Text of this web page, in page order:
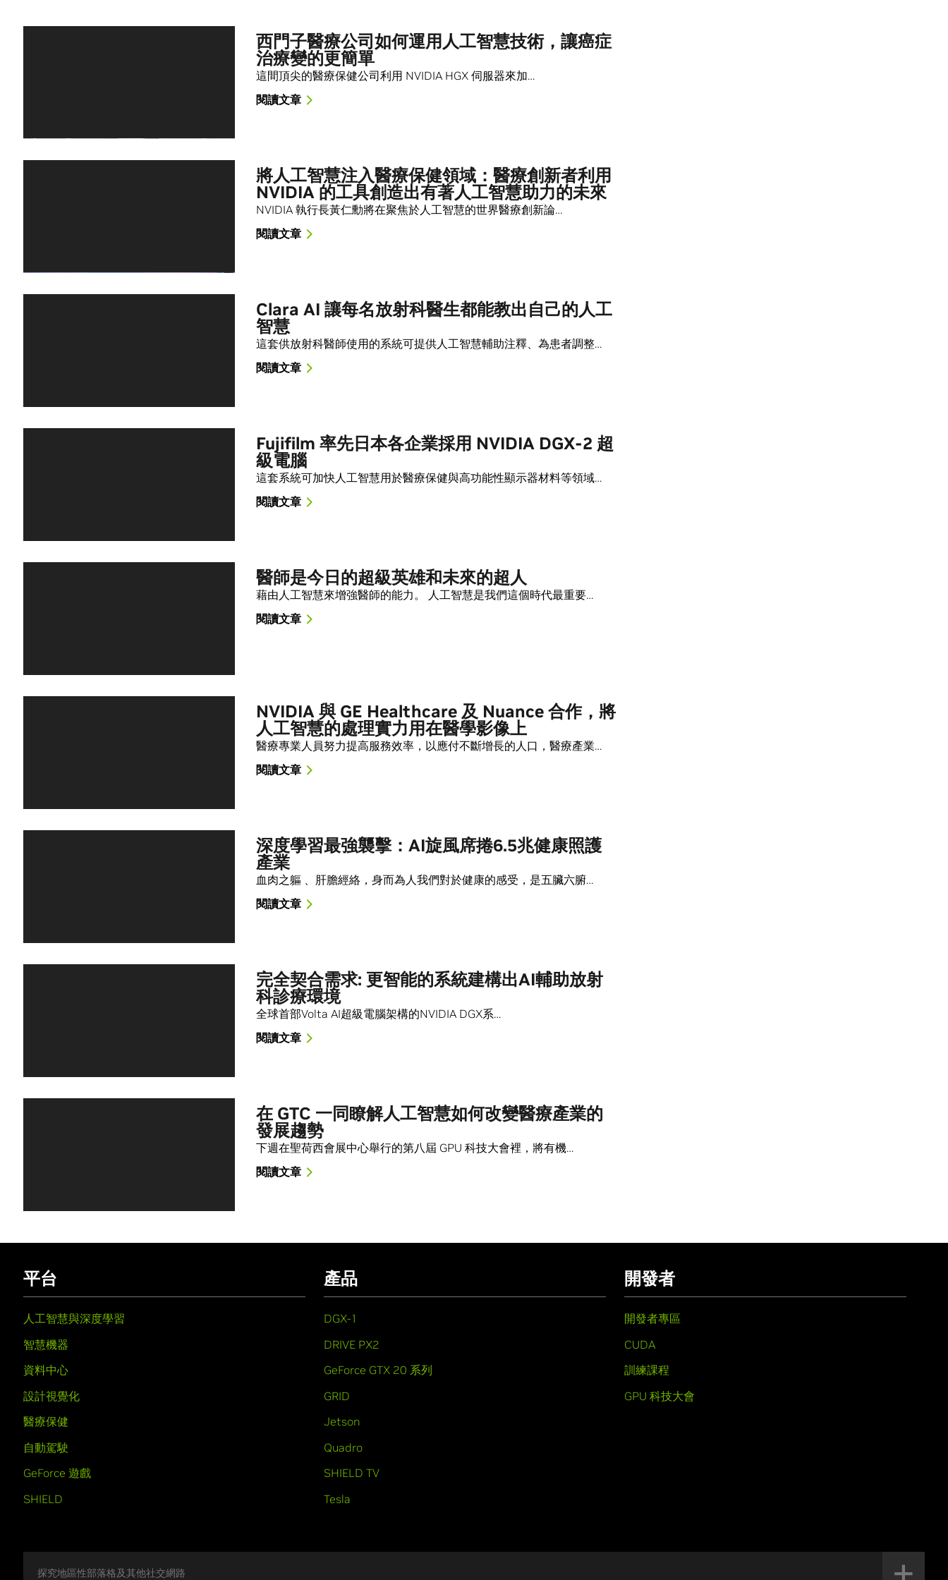
西門子醫療公司如何運用人工智慧技術，讓癌症
治療變的更簡單
這間頂尖的醫療保健公司利用 NVIDIA HGX 伺服器來加…
閱讀文章
將人工智慧注入醫療保健領域：醫療創新者利用
NVIDIA 的工具創造出有著人工智慧助力的未來
NVIDIA 執行長黃仁勳將在聚焦於人工智慧的世界醫療創新論…
閱讀文章
Clara AI 讓每名放射科醫生都能教出自己的人工
智慧
這套供放射科醫師使用的系統可提供人工智慧輔助注釋、為患者調整…
閱讀文章
Fujifilm 率先日本各企業採用 NVIDIA DGX-2 超
級電腦
這套系統可加快人工智慧用於醫療保健與高功能性顯示器材料等領域…
閱讀文章
醫師是今日的超級英雄和未來的超人
藉由人工智慧來增強醫師的能力。 人工智慧是我們這個時代最重要…
閱讀文章
NVIDIA 與 GE Healthcare 及 Nuance 合作，將
人工智慧的處理實力用在醫學影像上
醫療專業人員努力提高服務效率，以應付不斷增長的人口，醫療產業…
閱讀文章
深度學習最強襲擊：AI旋風席捲6.5兆健康照護
產業
血肉之軀 、肝膽經絡，身而為人我們對於健康的感受，是五臟六腑…
閱讀文章
完全契合需求: 更智能的系統建構出AI輔助放射
科診療環境
全球首部Volta AI超級電腦架構的NVIDIA DGX系…
閱讀文章
在 GTC 一同瞭解人工智慧如何改變醫療產業的
發展趨勢
下週在聖荷西會展中心舉行的第八屆 GPU 科技大會裡，將有機…
閱讀文章
平台
人工智慧與深度學習
智慧機器
資料中心
設計視覺化
醫療保健
自動駕駛
GeForce 遊戲
SHIELD
產品
DGX-1
DRIVE PX2
GeForce GTX 20 系列
GRID
Jetson
Quadro
SHIELD TV
Tesla
開發者
開發者專區
CUDA
訓練課程
GPU 科技大會
探究地區性部落格及其他社交網路